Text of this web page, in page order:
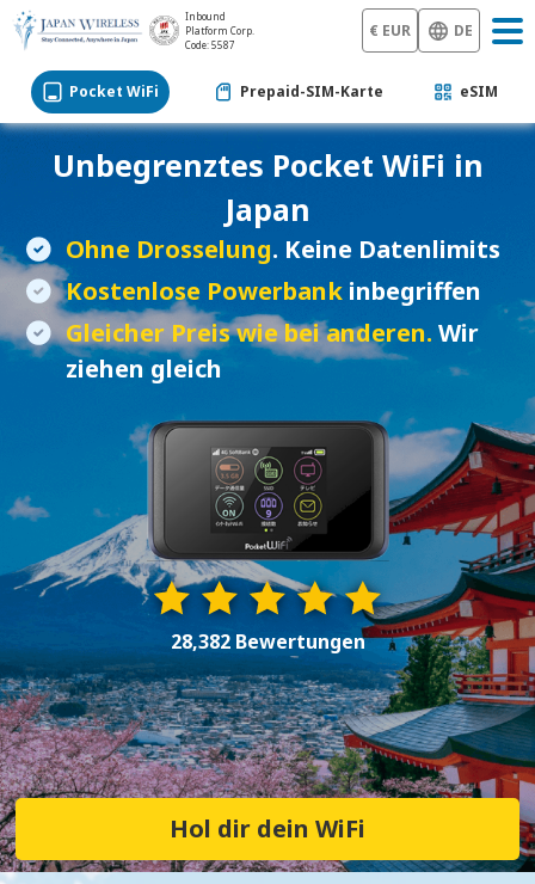
Inbound
Platform Corp.
Code: 5587
€ EUR DE
Pocket WiFi Prepaid-SIM-Karte eSIM
Unbegrenztes Pocket WiFi in
Japan
Ohne Drosselung. Keine Datenlimits
Kostenlose Powerbank inbegriffen
Gleicher Preis wie bei anderen. Wir
ziehen gleich
28,382 Bewertungen
Hol dir dein WiFi